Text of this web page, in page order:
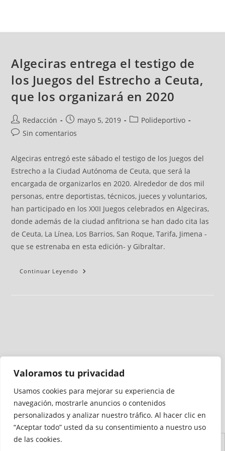
Valoramos tu privacidad
Usamos cookies para mejorar su experiencia de
navegación, mostrarle anuncios o contenidos
personalizados y analizar nuestro tráfico. Al hacer clic en
“Aceptar todo” usted da su consentimiento a nuestro uso
de las cookies.
Algeciras entrega el testigo de
los Juegos del Estrecho a Ceuta,
que los organizará en 2020
Redacción mayo 5, 2019
Polideportivo
Sin comentarios
Algeciras entregó este sábado el testigo de los Juegos del
Estrecho a la Ciudad Autónoma de Ceuta, que será la
encargada de organizarlos en 2020. Alrededor de dos mil
personas, entre deportistas, técnicos, jueces y voluntarios,
han participado en los XXII Juegos celebrados en Algeciras,
donde además de la ciudad anfitriona se han dado cita las
de Ceuta, La Línea, Los Barrios, San Roque, Tarifa, Jimena -
que se estrenaba en esta edición- y Gibraltar.
Continuar Leyendo
Medio auditado por